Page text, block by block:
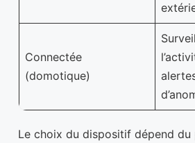
Connectée
(domotique)
Le choix du dispositif dépend du